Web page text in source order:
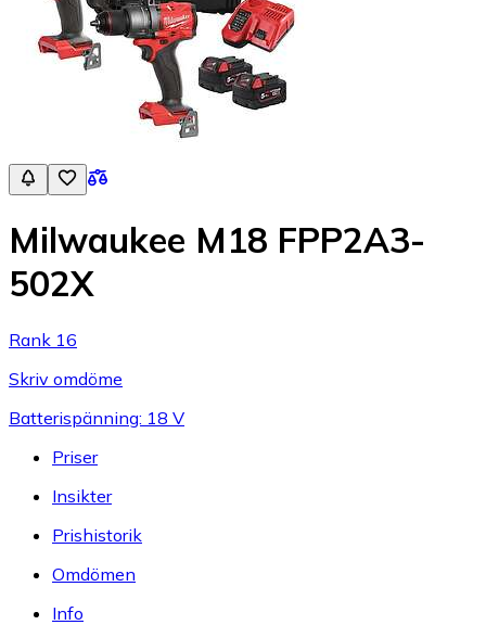
Milwaukee M18 FPP2A3-
502X
Rank 16
Skriv omdöme
Batterispänning: 18 V
Priser
Insikter
Prishistorik
Omdömen
Info